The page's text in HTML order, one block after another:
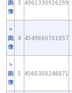
画
像
3 4901330916299
画
像
4 4549660701057
画
像
5 4560308248871